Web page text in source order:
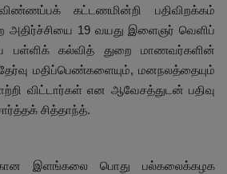
கட்டணமின்றி பதிவிறக்கம்
அதிர்ச்சியை 19 வயது இளைஞர் வெளிப்
பள்ளிக் கல்வித் துறை மாணவர்களின்
தேர்வு மதிப்பெண்களையும், மனநலத்தையும்
விட்டார்கள் என ஆவேசத்துடன் பதிவு
சித்தாந்த்.
இளங்கலை பொது பல்கலைக்கழக